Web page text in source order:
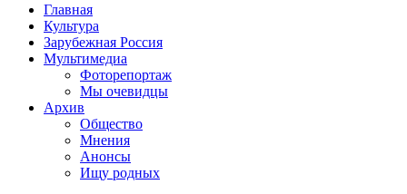
Главная
Культура
Зарубежная Россия
Мультимедиа
Фоторепортаж
Мы очевидцы
Архив
Общество
Мнения
Анонсы
Ищу родных